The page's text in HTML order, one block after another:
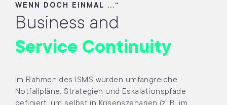
WENN DOCH EINMAL ...“
Business and
Service Continuity
Im Rahmen des ISMS wurden umfangreiche
Notfallpläne, Strategien und Eskalationspfade
definiert, um selbst in Krisenszenarien (z. B. im